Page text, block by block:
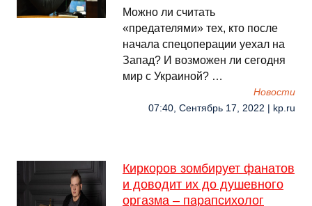
Можно ли считать
«предателями» тех, кто после
начала спецоперации уехал на
Запад? И возможен ли сегодня
мир с Украиной? …
Новости
07:40, Сентябрь 17, 2022 | kp.ru
Киркоров зомбирует фанатов
и доводит их до душевного
оргазма – парапсихолог